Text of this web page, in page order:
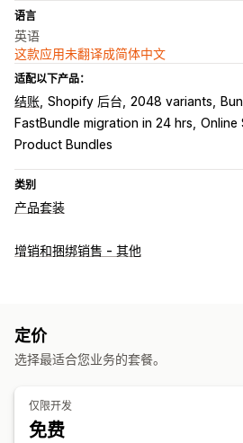
语言
英语
这款应用未翻译成简体中文
适配以下产品：
结账 Shopify 后台 2048 variants
FastBundle migration in 24 hrs Online
Product Bundles
类别
产品套装
套装类型
自定义套装
固定定价
百分比折扣
增销和捆绑销售 - 其他
定价
选择最适合您业务的套餐。
仅限开发
免费